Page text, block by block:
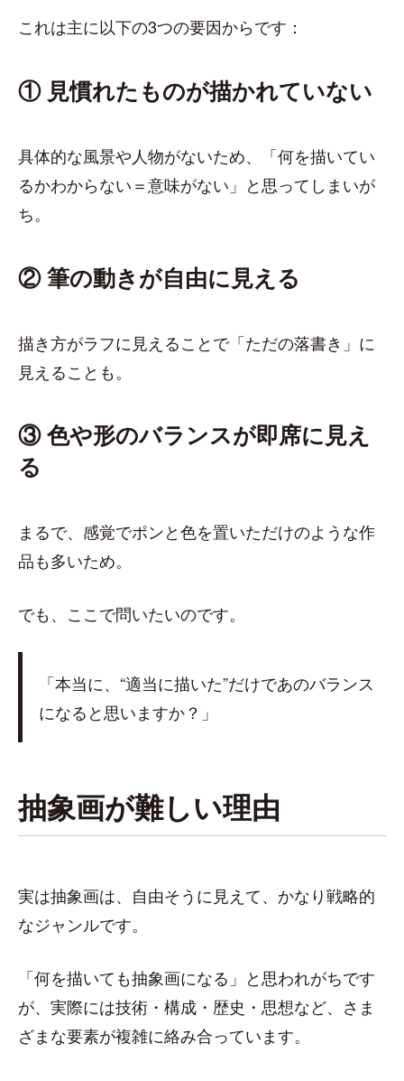
これは主に以下の3つの要因からです：
① 見慣れたものが描かれていない
具体的な風景や人物がないため、「何を描いてい
るかわからない＝意味がない」と思ってしまいが
ち。
② 筆の動きが自由に見える
描き方がラフに見えることで「ただの落書き」に
見えることも。
③ 色や形のバランスが即席に見え
る
まるで、感覚でポンと色を置いただけのような作
品も多いため。
でも、ここで問いたいのです。
「本当に、“適当に描いた”だけであのバランス
になると思いますか？」
抽象画が難しい理由
実は抽象画は、自由そうに見えて、かなり戦略的
なジャンルです。
「何を描いても抽象画になる」と思われがちです
が、実際には技術・構成・歴史・思想など、さま
ざまな要素が複雑に絡み合っています。